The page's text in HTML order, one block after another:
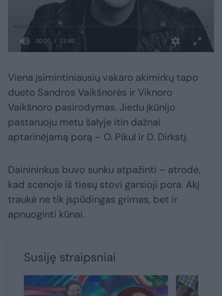
Viena įsimintiniausių vakaro akimirkų tapo
dueto Sandros Vaikšnorės ir Viknoro
Vaikšnoro pasirodymas. Jiedu įkūnijo
pastaruoju metu šalyje itin dažnai
aptarinėjamą porą – O. Pikul ir D. Dirkstį.
Dainininkus buvo sunku atpažinti – atrodė,
kad scenoje iš tiesų stovi garsioji pora. Akį
traukė ne tik įspūdingas grimas, bet ir
apnuoginti kūnai.
Susiję straipsniai